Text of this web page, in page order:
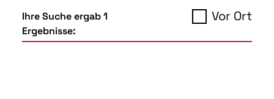
Ihre Suche ergab 1
Ergebnisse:
Vor Ort